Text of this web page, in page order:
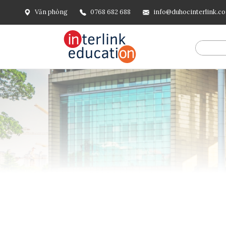
Văn phòng 0768 682 688
@include('frontend.layouts.schema-org', [ 'type' =>
url('/'), ], [ '@type' => 'ListItem', 'position' => 2, 'name' =>
=> url()->current(), ], ], ], ])